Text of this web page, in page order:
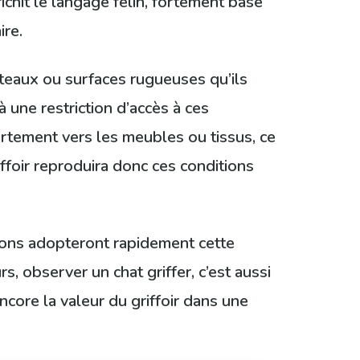
ou surfaces rugueuses qu’ils
restriction d’accès à ces
vers les meubles ou tissus, ce
reproduira donc ces conditions
adopteront rapidement cette
observer un chat griffer, c’est aussi
la valeur du griffoir dans une